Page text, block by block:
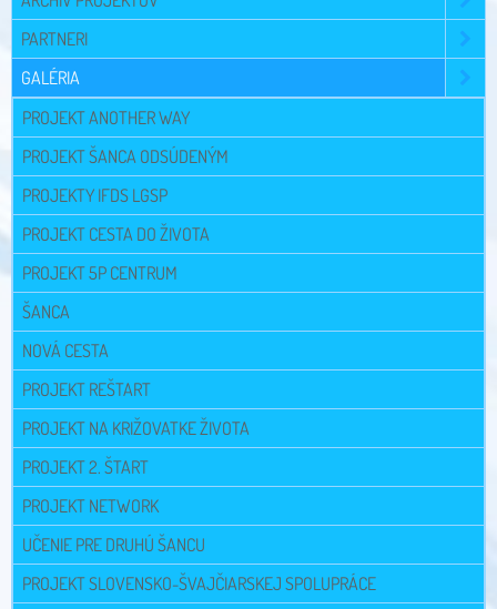
PARTNERI
GALÉRIA
PROJEKT ANOTHER WAY
PROJEKT ŠANCA ODSÚDENÝM
PROJEKTY IFDS LGSP
PROJEKT CESTA DO ŽIVOTA
PROJEKT 5P CENTRUM
ŠANCA
NOVÁ CESTA
PROJEKT REŠTART
PROJEKT NA KRIŽOVATKE ŽIVOTA
PROJEKT 2. ŠTART
PROJEKT NETWORK
UČENIE PRE DRUHÚ ŠANCU
PROJEKT SLOVENSKO-ŠVAJČIARSKEJ SPOLUPRÁCE